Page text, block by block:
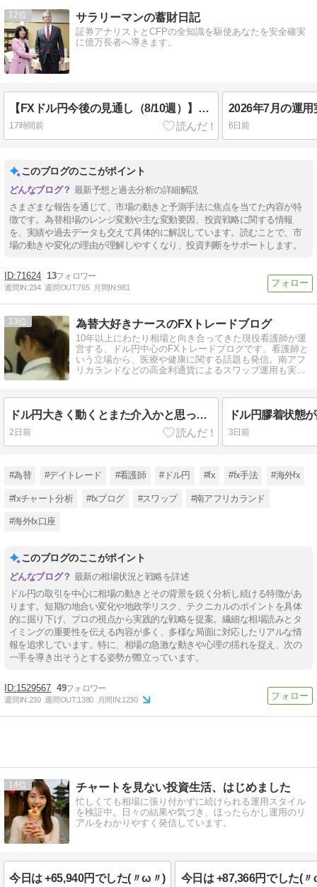
12 サラリーマンの蓄財日記
証券アナリストとCFPの全知識を駆使あなたを安全確実
に億万長者へ導きます。
【FXドル円今後の見通し（8/10週）】利上げ観測と中東情勢がカギ！予想レンジは・・
17時間前
2026年7月の運
6日前
このブログのここがポイント
最新予想と過去分析の詳細解説
さまざまな報告を通じて、市場の動きと予測手法に焦点を当てた内容が特
徴です。為替相場のレンジ変動や主な変動要因、投資戦略に関する情報
を、実績や過去データも交えて具体的に解説しています。読むことで、市
場の動きや変化の理由が理解しやすくなり、投資判断をサポートします。
71624 13
週間IN:234 週間OUT:765 月間IN:981
13 為替大好きナースのFXトレードブログ
10年以上にわたり相場と向き合ってきた現役看護師が運
営する、ドル円中心のFXトレードブログです。看護師と
いう立場から、医療や健康に関する話題も発信。南アフ
リカランドなどの高金利通貨によるスワップ運用も実践
ドル円大きく動くとまた介入かと思ってしまうのです
2日前
ドル円膠着状態
3日前
#為替 #デイトレード #看護師 #ドル円 #fx #fx手法 #海外fx
#fxチャート分析 #fxブログ #スワップ #南アフリカランド
#海外fx口座
このブログのここがポイント
最新の相場状況と戦略を詳述
ドル円の取引を中心に相場の動きとその背景を鋭く分析し続ける特徴があ
ります。短期の地合い変化や地政学リスク、テクニカルのポイントを具体
的に掘り下げ、プロの視点から実践的な戦略を提案。繊細な相場読みとタ
イミングの重要性を伝える内容が多く、多様な局面に対応したリアルな情
報を追求しています。特に、相場の急激な動きや心理の揺れを捉え、次の
一手を導き出そうとする姿勢が際立っています。
1529567 49
週間IN:230 週間OUT:1380 月間IN:1230
14 チャートを見ない投資生活、はじめました
忙しくても相場に張り付かずに続けられる運用スタイル
を検証中。日々の結果や気づき、ほったらかし運用のリ
アルをわかりやすく発信しています。
今日は +65,940円でした(〃ω〃) 今日は +87,366円でした(